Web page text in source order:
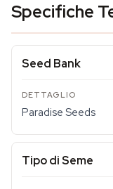
Specifiche
Seed Bank
Paradise Seeds
Tipo di Seme